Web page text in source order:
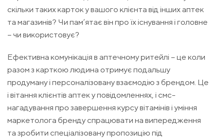
скільки таких карток у вашого клієнта від інших аптек
та магазинів? Чи пам’ятає він про їх існування і головне
– чи використовує?
Ефективна комунікація в аптечному ритейлі – це коли
разом з карткою людина отримує подальшу
продуману і персоналізовану взаємодію з брендом. Це
і вітання клієнтів аптек у повідомленнях, і смс-
нагадування про завершення курсу вітамінів і уміння
маркетолога бренду спрацювати на випередження
та зробити спеціалізовану пропозицію під